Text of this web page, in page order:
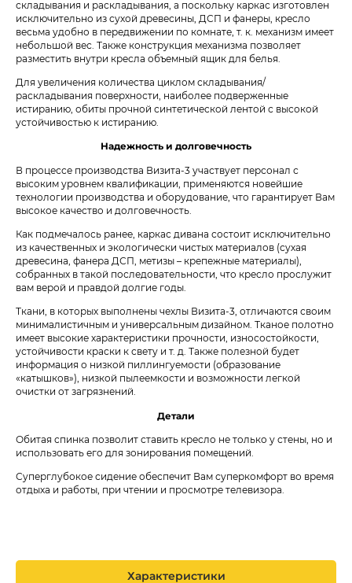
складывания и раскладывания, а поскольку каркас изготовлен
исключительно из сухой древесины, ДСП и фанеры, кресло
весьма удобно в передвижении по комнате, т. к. механизм имеет
небольшой вес. Также конструкция механизма позволяет
разместить внутри кресла объемный ящик для белья.
Для увеличения количества циклом складывания/
раскладывания поверхности, наиболее подверженные
истиранию, обиты прочной синтетической лентой с высокой
устойчивостью к истиранию.
Надежность и долговечность
В процессе производства Визита-3 участвует персонал с
высоким уровнем квалификации, применяются новейшие
технологии производства и оборудование, что гарантирует Вам
высокое качество и долговечность.
Как подмечалось ранее, каркас дивана состоит исключительно
из качественных и экологически чистых материалов (сухая
древесина, фанера ДСП, метизы – крепежные материалы),
собранных в такой последовательности, что кресло прослужит
вам верой и правдой долгие годы.
Ткани, в которых выполнены чехлы Визита-3, отличаются своим
минималистичным и универсальным дизайном. Тканое полотно
имеет высокие характеристики прочности, износостойкости,
устойчивости краски к свету и т. д. Также полезной будет
информация о низкой пиллингуемости (образование
«катышков»), низкой пылеемкости и возможности легкой
очистки от загрязнений.
Детали
Обитая спинка позволит ставить кресло не только у стены, но и
использовать его для зонирования помещений.
Суперглубокое сидение обеспечит Вам суперкомфорт во время
отдыха и работы, при чтении и просмотре телевизора.
Характеристики